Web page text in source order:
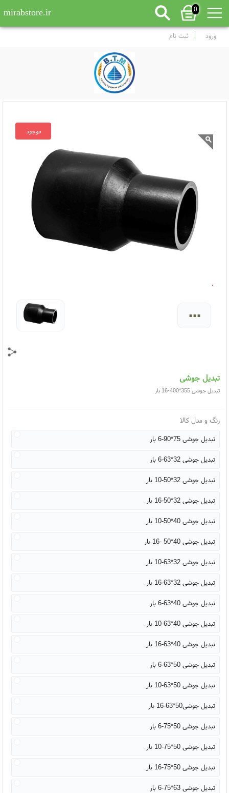
0
mirabstore.ir
ورود ثبت نام
موجود
...
تبدیل جوشی
تبدیل جوشی 355*400-16 بار
رنگ و مدل کالا
تبدیل جوشی 75*90-6 بار
تبدیل جوشی 32*63-6 بار
تبدیل جوشی 32*50-10 بار
تبدیل جوشی 32*50-16 بار
تبدیل جوشی 40*50-10 بار
تبدیل جوشی 40*50 -16 بار
تبدیل جوشی 32*63-10 بار
تبدیل جوشی 32*63-16 بار
تبدیل جوشی 40*63-6 بار
تبدیل جوشی 40*63-10 بار
تبدیل جوشی 40*63-16 بار
تبدیل جوشی 50*63-6 بار
تبدیل جوشی 50*63-10 بار
تبدیل جوشی50*63-16 بار
تبدیل جوشی 50*75-6 بار
تبدیل جوشی 50*75-10 بار
تبدیل جوشی 50*75-16 بار
تبدیل جوشی 63*75-6 بار